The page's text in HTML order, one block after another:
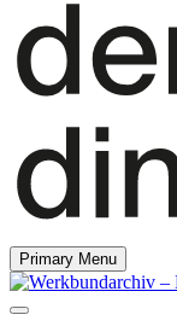
Primary Menu